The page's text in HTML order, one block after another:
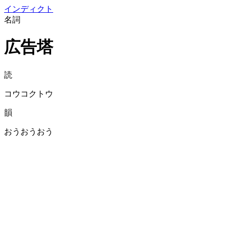
インディクト
名詞
広告塔
読
コウコクトウ
韻
おうおうおう